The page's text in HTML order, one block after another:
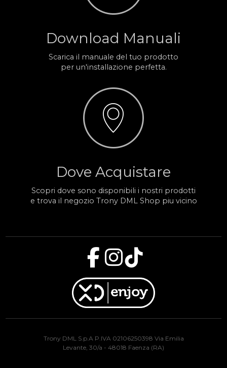
Download Manuali
Scarica il manuale del tuo prodotto
per un'installazione perfetta.
Dove Acquistare
Scopri dove sono disponibili i nostri prodotti
e trova il negozio Trony DML Shop piu vicino
Trony DML S.p.A P.IVA 02106250398 Via Emilia
Levante, 30/a - 48018 Faenza (RA)